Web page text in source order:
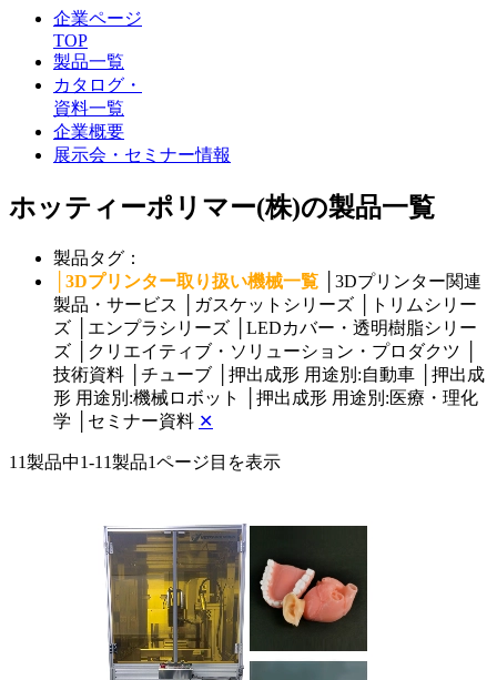
企業ページ
TOP
製品一覧
カタログ・
資料一覧
企業概要
展示会・セミナー情報
ホッティーポリマー(株)の製品一覧
製品タグ：
3Dプリンター取り扱い機械一覧
3Dプリンター関連
製品・サービス
ガスケットシリーズ
トリムシリー
ズ
エンプラシリーズ
LEDカバー・透明樹脂シリー
ズ
クリエイティブ・ソリューション・プロダクツ
技術資料
チューブ 押出成形 用途別:自動車
押出成
形 用途別:機械ロボット
押出成形 用途別:医療・理化
学
セミナー資料 ✕
11製品中1-11製品1ページ目を表示